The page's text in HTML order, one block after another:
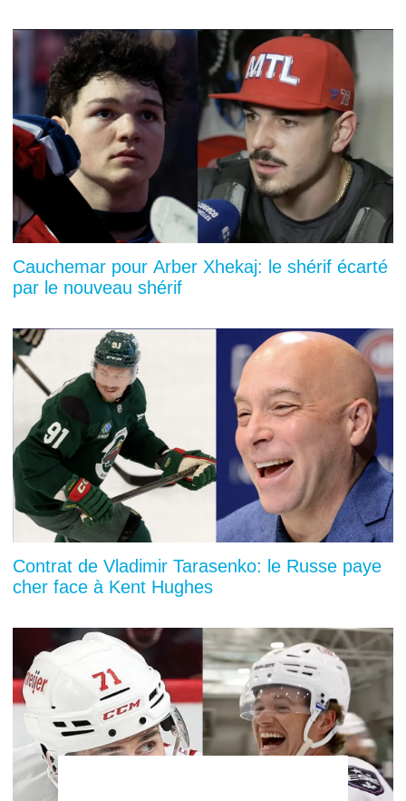
Cauchemar pour Arber Xhekaj: le shérif écarté
par le nouveau shérif
Contrat de Vladimir Tarasenko: le Russe paye
cher face à Kent Hughes